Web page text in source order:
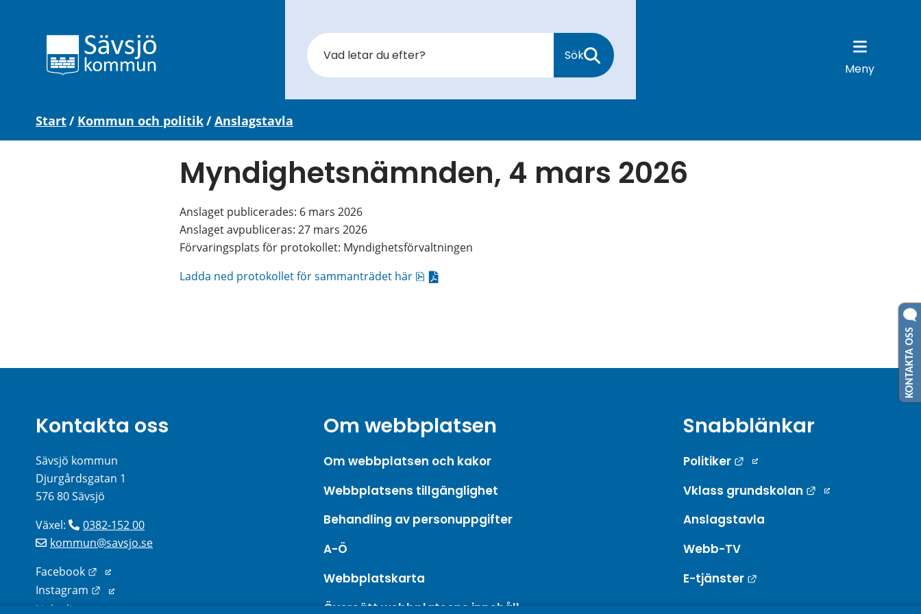
Sök
Meny
Start/ Kommun och politik/Anslagstavla
Myndighetsnämnden, 4 mars 2026
Anslaget publicerades: 6 mars 2026
Anslaget avpubliceras: 27 mars 2026
Förvaringsplats för protokollet: Myndighetsförvaltningen
Ladda ned protokollet för sammanträdet här
pdf, 7.9 MB.
Kontakta oss
Sävsjö kommun
Djurgårdsgatan 1
576 80 Sävsjö
Växel:
0382-152 00
kommun@savsjo.se
Facebook
Länk till annan webbplats.
Instagram
Länk till annan webbplats.
Linkedin
Om webbplatsen
Om webbplatsen och kakor
Webbplatsens tillgänglighet
Behandling av personuppgifter
A-Ö
Webbplatskarta
Översätt webbplatsens innehåll
Snabblänkar
Politiker
Länk till annan webbplats.
Vklass grundskolan
Länk till annan
Anslagstavla
Webb-TV
E-tjänster
KONTAKTA OSS